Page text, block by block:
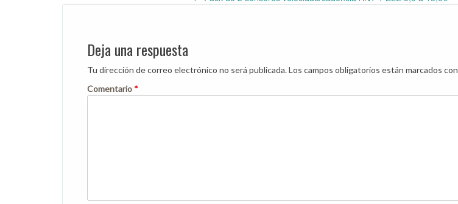
Post
navigation
Deja una respuesta
Tu dirección de correo electrónico no será publicada.Los campos obligatorios están marcados con
Comentario *